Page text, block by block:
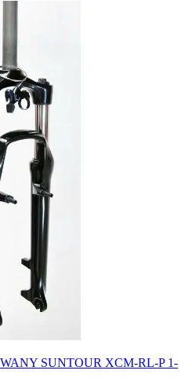
SUNTOUR XCM-RL-P 1-